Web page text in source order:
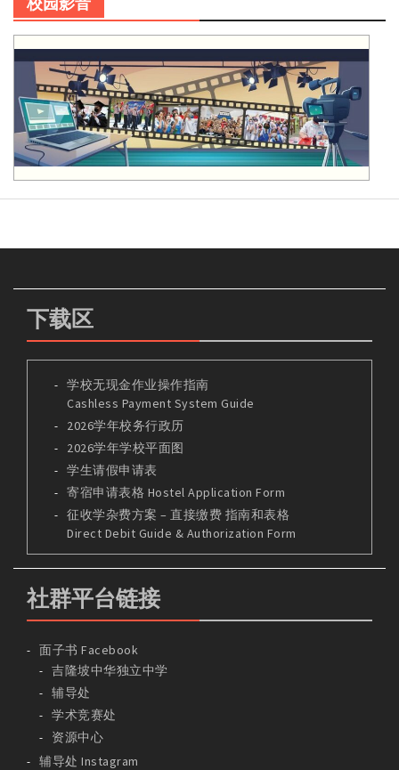
下载区
学校无现金作业操作指南
Cashless Payment System Guide
2026学年校务行政历
2026学年学校平面图
学生请假申请表
寄宿申请表格 Hostel Application Form
征收学杂费方案 – 直接缴费 指南和表格
Direct Debit Guide & Authorization Form
社群平台链接
面子书 Facebook
吉隆坡中华独立中学
辅导处
学术竞赛处
资源中心
辅导处 Instagram